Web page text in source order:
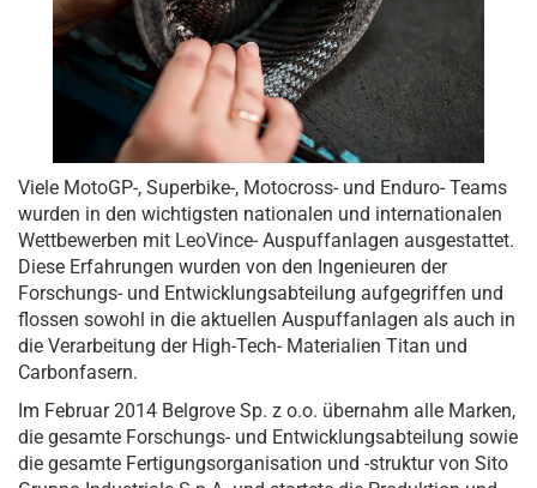
Viele MotoGP-, Superbike-, Motocross- und Enduro- Teams
wurden in den wichtigsten nationalen und internationalen
Wettbewerben mit LeoVince- Auspuffanlagen ausgestattet.
Diese Erfahrungen wurden von den Ingenieuren der
Forschungs- und Entwicklungsabteilung aufgegriffen und
flossen sowohl in die aktuellen Auspuffanlagen als auch in
die Verarbeitung der High-Tech- Materialien Titan und
Carbonfasern.
Im Februar 2014 Belgrove Sp. z o.o. übernahm alle Marken,
die gesamte Forschungs- und Entwicklungsabteilung sowie
die gesamte Fertigungsorganisation und -struktur von Sito